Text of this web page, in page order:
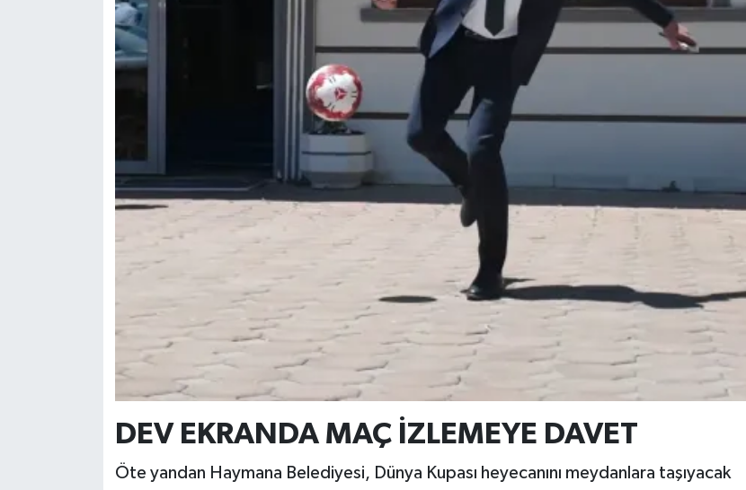
DEV EKRANDA MAÇ İZLEMEYE DAVET
Öte yandan Haymana Belediyesi, Dünya Kupası heyecanını meydanlara taşıyacak